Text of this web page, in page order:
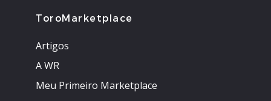
ToroMarketplace
Artigos
A WR
Meu Primeiro Marketplace